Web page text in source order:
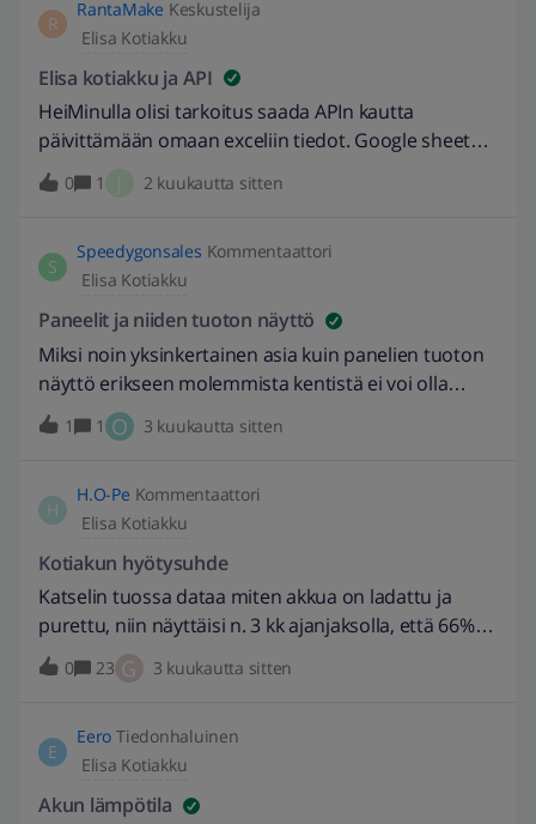
Muokattu otsikkoa kuvaavammaksi. -Fannytastic !--
endfragment&gt;
R
RantaMake Keskustelija
Elisa Kotiakku
Elisa kotiakku ja API
HeiMinulla olisi tarkoitus saada APIn kautta
päivittämään omaan exceliin tiedot. Google sheet
sain yhteyden toimimaan, mutta Elisa katkaisee
yhteyden. Haluan siis, että tiedot päivittyy pilveen
toteuttaa?
0 1 2 kuukautta sitten
S
Speedygonsales Kommentaattori
Elisa Kotiakku
Paneelit ja niiden tuoton näyttö
Miksi noin yksinkertainen asia kuin panelien tuoton
näyttö erikseen molemmista kentistä ei voi olla
nähtävissä? Se olisi käyttäjälle mielenkiintoista ja
tärkeää tietoa jotta pystyy miettimään käytöä ja
kun minun itä länsi lappeilla olevat panelit teki
selalaisen ihmeellisyyden eilen että kun aurinko
meni lappiden puoliväliin niin koko tuotanto romahti
pitkäksi aikaa lähelle nollaa mutta ei pystynyt
katsomaan kummasta tuo pieni määrä tulee vai
molemmista? Jos näkisi molemmat kentät erikseen
niin voisi vaikka miettieä että siirtäisin toiselle
1 1 O 3 kuukautta sitten
H
H.O-Pe Kommentaattori
Elisa Kotiakku
Kotiakun hyötysuhde
Katselin tuossa dataa miten akkua on ladattu ja
purettu, niin näyttäisi n. 3 kk ajanjaksolla, että 66%
akkuun ladatusta energiasta saadaan hyödynnettyä.
Minkälaisia lukemia muualla?
0 23 G 3 kuukautta sitten
E
Eero Tiedonhaluinen
Elisa Kotiakku
Akun lämpötila